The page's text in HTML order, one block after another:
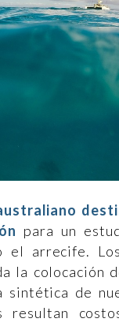
para un
arrecife.
la colocación
de
resultan